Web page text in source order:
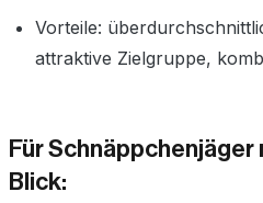
Vorteile:
attraktive Zielgruppe,
Für
Blick: